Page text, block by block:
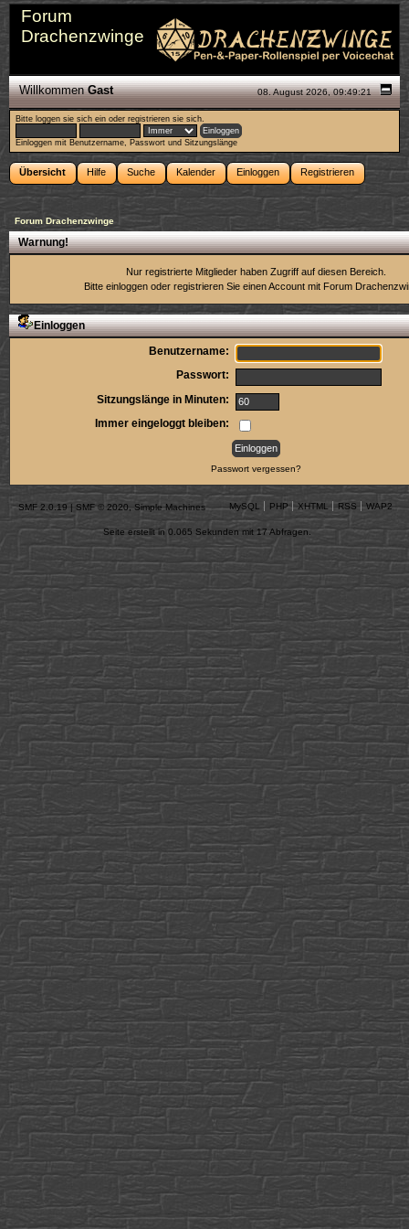
Forum
Drachenzwinge
08. August 2026, 09:49:21
WillkommenGast
Bitte loggen sie sich ein oderregistrieren sie sich.
Einloggen mit Benutzername, Passwort und Sitzungslänge
Übersicht Hilfe Suche Kalender Einloggen Registrieren
Forum Drachenzwinge
Warnung!
Nur registrierte Mitglieder haben Zugriff auf diesen Bereich.
Bitte einloggen oder registrieren Sie einen Account mit Forum
Einloggen
Benutzername:
Passwort:
Sitzungslänge in Minuten:
Immer eingeloggt bleiben:
Passwort vergessen?
SMF 2.0.19 | SMF © 2020 ,Simple Machines MySQL PHP XHTML RSS WAP2
Seite erstellt in 0.065 Sekunden mit 17 Abfragen.